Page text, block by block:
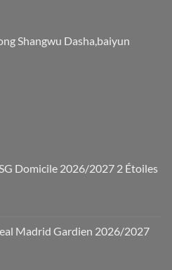
Shangwu Dasha,baiyun
Domicile 2026/2027 2 Étoiles
Madrid Gardien 2026/2027